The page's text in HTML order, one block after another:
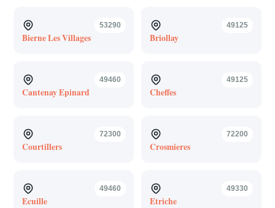
53290
Bierne Les Villages
49125
Briollay
49460
Cantenay Epinard
49125
Cheffes
72300
Courtillers
72200
Crosmieres
49460
Ecuille
49330
Etriche